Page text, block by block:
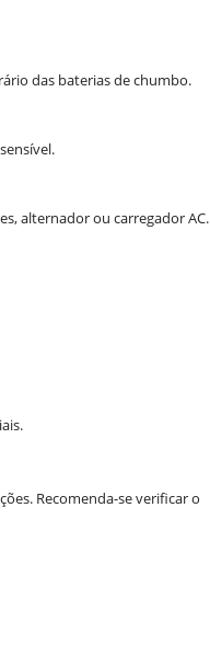
das baterias de chumbo.
alternador ou carregador AC.
Recomenda-se verificar o